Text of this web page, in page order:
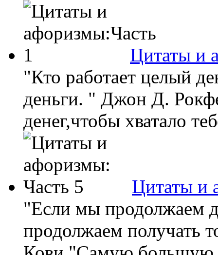
Цитаты и
"Кто работает целый
деньги. " Джон Д.
денег,чтобы хватало
Цитаты и
"Если мы продолжаем
продолжаем получать